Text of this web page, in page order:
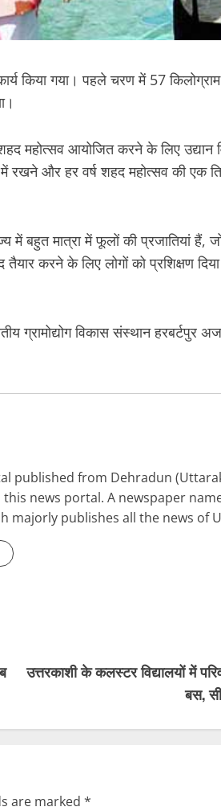
किया गया। पहले चरण में 57
महोत्सव आयोजित करने के लिए उद्यान
रखने और हर वर्ष शहद महोत्सव की एक
में बहुत मात्रा में फूलों की प्रजातियां हैं,
करने के लिए लोगों को प्रशिक्षण
ग्रामोद्योग विकास संस्थान हरबर्टपुर
published from Dehradun
news portal. A newspaper
majorly publishes all the news of
उत्तरकाशी के कलस्टर विद्यालयों में
बस,
are marked *